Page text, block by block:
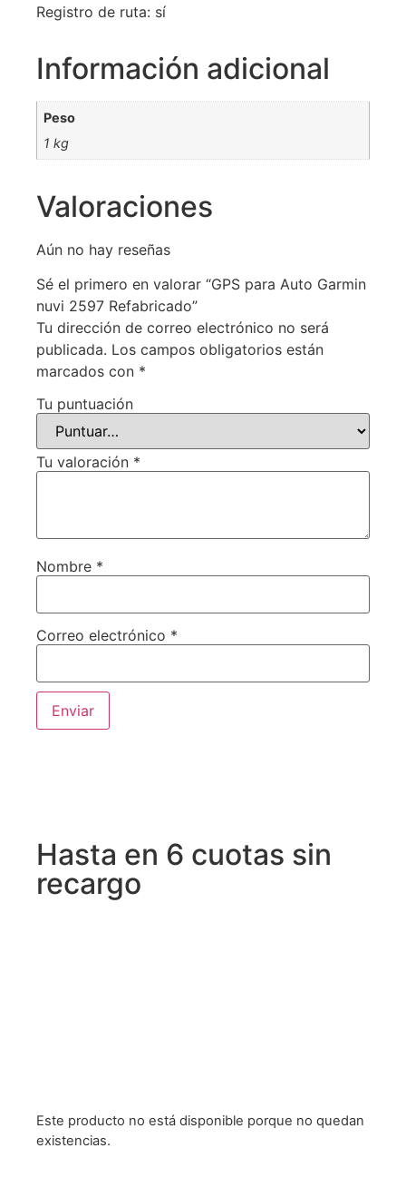
Registro de ruta: sí
Información adicional
Peso
1 kg
Valoraciones
Aún no hay reseñas
Sé el primero en valorar “GPS para Auto Garmin
nuvi 2597 Refabricado”
Tu dirección de correo electrónico no será
publicada. Los campos obligatorios están
marcados con *
Tu puntuación
Tu valoración *
Nombre *
Correo electrónico *
Hasta en 6 cuotas sin
recargo
Este producto no está disponible porque no quedan
existencias.